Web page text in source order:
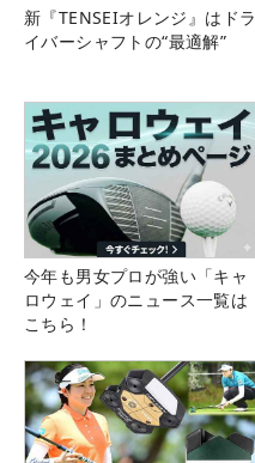
新『TENSEIオレンジ』はドラ
イバーシャフトの“最適解”
今年も男女プロが強い「キャ
ロウェイ」のニュース一覧は
こちら！